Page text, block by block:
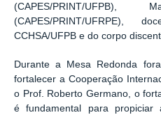
(CAPES/PRINT/
(CAPES/PRINT/UFRPE),
CCHSA/UFPB e do corpo
Durante a Mesa Redonda
fortalecer a Cooperação
o Prof. Roberto Germano, o
é fundamental para propiciar